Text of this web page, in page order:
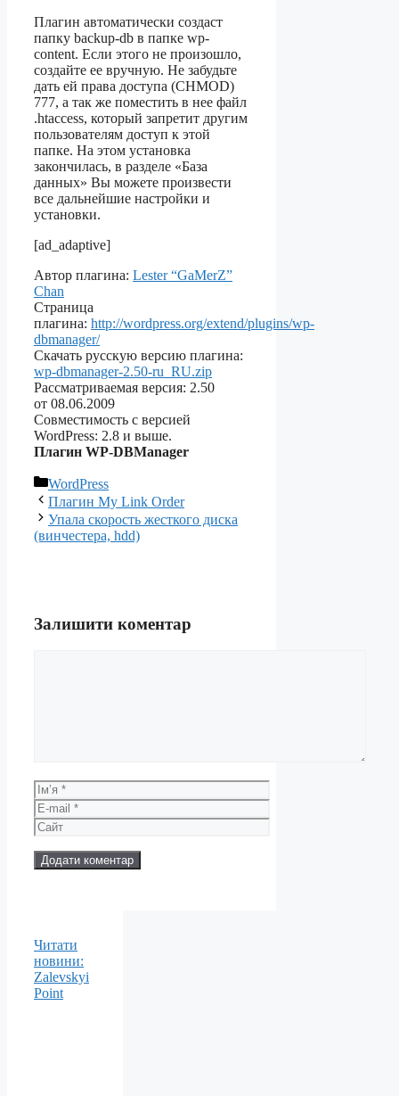
Плагин автоматически создаст
папку backup-db в папке wp-
content. Если этого не произошло,
создайте ее вручную. Не забудьте
дать ей права доступа (CHMOD)
777, а так же поместить в нее файл
.htaccess, который запретит другим
пользователям доступ к этой
папке. На этом установка
закончилась, в разделе «База
данных» Вы можете произвести
все дальнейшие настройки и
установки.
[ad_adaptive]
Автор плагина: Lester “GaMerZ”
Chan
Страница
плагина: http://wordpress.org/extend/plugins/wp-
dbmanager/
Скачать русскую версию плагина:
wp-dbmanager-2.50-ru_RU.zip
Рассматриваемая версия: 2.50
от 08.06.2009
Совместимость с версией
WordPress: 2.8 и выше.
Плагин WP-DBManager
Категорії
WordPress
Плагин My Link Order
Упала скорость жесткого диска
(винчестера, hdd)
Залишити коментар
Ім’я
E-
mail
Сайт
Читати
новини:
Zalevskyi
Point